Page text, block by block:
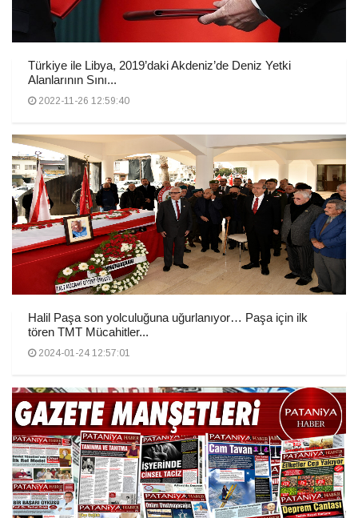
Türkiye ile Libya, 2019’daki Akdeniz’de Deniz Yetki
Alanlarının Sını...
2022-11-26 12:59:40
Halil Paşa son yolculuğuna uğurlanıyor… Paşa için ilk
tören TMT Mücahitler...
2024-01-24 12:57:01